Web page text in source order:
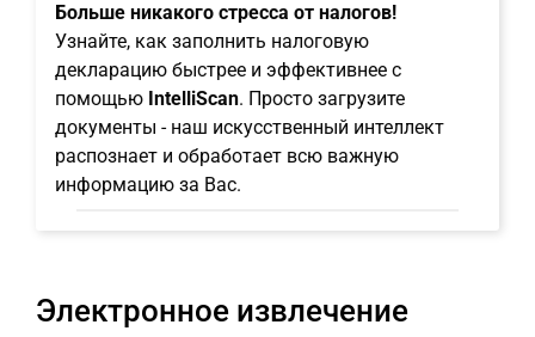
Больше никакого стресса от налогов!
Узнайте, как заполнить налоговую
декларацию быстрее и эффективнее с
помощью IntelliScan. Просто загрузите
документы - наш искусственный интеллект
распознает и обработает всю важную
информацию за Вас.
Электронное извлечение